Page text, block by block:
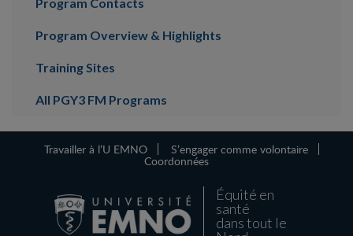
Program Overview & Highlights
Training Sites
All PGY3 FM Programs
Travailler à l’U EMNO S’engager comme volontaire
Coordonnées
Équité en
santé
dans tout le